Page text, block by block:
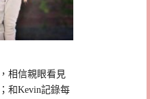
相信親眼看見
和Kevin記錄每